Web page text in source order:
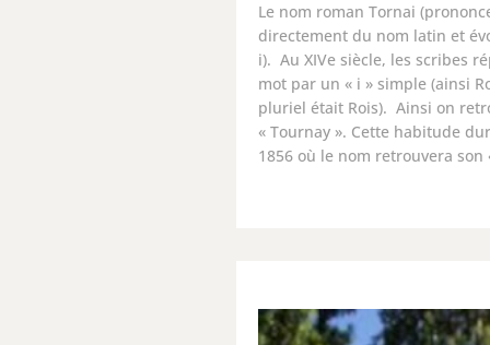
Le nom roman Tornai
directement du nom latin et
i). Au XIVe siècle, les scribes
mot par un « i » simple (ainsi
pluriel était Rois). Ainsi on
« Tournay ». Cette habitude
1856 où le nom retrouvera son